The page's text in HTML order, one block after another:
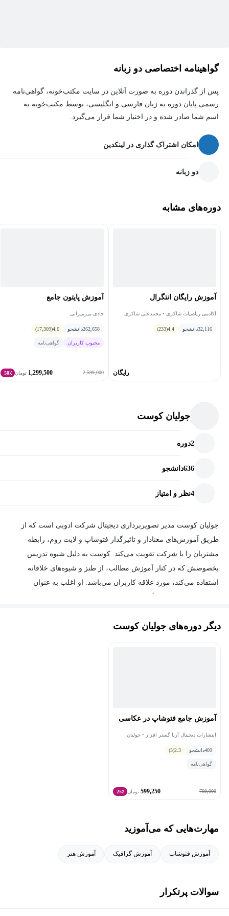
گواهینامه اختصاصی دو زبانه
پس از گذراندن دوره به صورت آنلاین در سایت مکتب‌خونه، گواهی‌نامه
رسمی پایان دوره به زبان فارسی و انگلیسی، توسط مکتب‌خونه به
اسم شما صادر شده و در اختیار شما قرار می‌گیرد.
امکان اشتراک گذاری در لینکدین
دو زبانه
دوره‌های مشابه
آموزش رایگان انتگرال
آکادمی ریاضیات شاکری • محمدعلی شاکری
32,116دانشجو 4.4
(233)
رایگان
آموزش پایتون جامع
جادی میرمیرانی
262,658دانشجو 4.6
(17,309)
محبوب کاربران گواهی‌نامه
2,599,000
1,299,500 تومان 50٪
جولیان کوست
2دوره
636دانشجو
4نظر و امتیاز
جولیان کوست مدیر تصویربرداری دیجیتال شرکت ادوبی است که از
طریق آموزش‌های معنادار و تاثیرگذار فتوشاپ و لایت روم، رابطه
مشتریان را با شرکت تقویت می‌کند. کوست به دلیل شیوه تدریس
بخصوصش که در کنار آموزش مطالب، از طنز و شیوه‌های خلاقانه
استفاده می‌کند، مورد علاقه کاربران می‌باشد. او اغلب به عنوان
نشریات آفلاین و آنلاین حضور دارد.
دیگر دوره‌های جولیان کوست
آموزش جامع فتوشاپ در عکاسی
انتشارات دیجیتال آریا گستر افزار • جولیان
409دانشجو 2.3
(3)
گواهی‌نامه
799,000
599,250 تومان 25٪
مهارت‌هایی که می‌آموزید
آموزش فتوشاپ آموزش گرافیک آموزش هنر
سوالات پرتکرار